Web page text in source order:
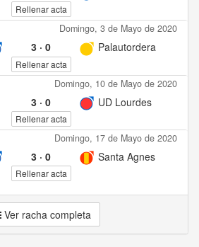
Rellenar acta
Domingo, 3 de Mayo de 2020
3· 0 Palautordera
Rellenar acta
Domingo, 10 de Mayo de 2020
3· 0 UD Lourdes
Rellenar acta
Domingo, 17 de Mayo de 2020
3· 0 Santa Agnes
Rellenar acta
Ver racha completa